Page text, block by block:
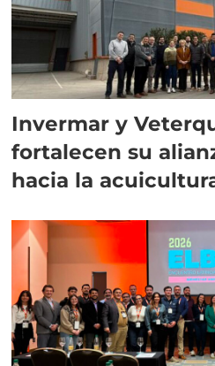
Invermar y
fortalecen su
hacia la